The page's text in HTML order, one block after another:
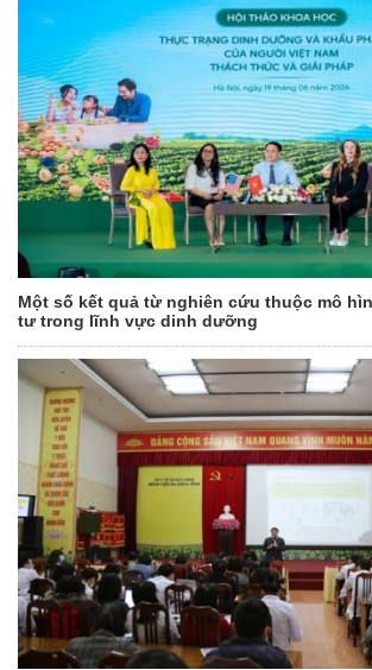
Một số kết quả từ nghiên cứu thuộc mô
tư trong lĩnh vực dinh dưỡng